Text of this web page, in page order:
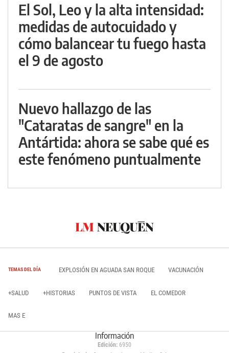
El Sol, Leo y la alta intensidad:
medidas de autocuidado y
cómo balancear tu fuego hasta
el 9 de agosto
Nuevo hallazgo de las
"Cataratas de sangre" en la
Antártida: ahora se sabe qué es
este fenómeno puntualmente
TEMAS DEL DÍA EXPLOSIÓN EN AGUADA SAN ROQUE VACUNACIÓN
+SALUD +HISTORIAS PUNTOS DE VISTA EL COMEDOR
MAS E
Información
Edición: 6950